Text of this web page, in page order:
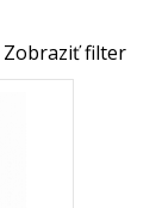
Zobraziť filter